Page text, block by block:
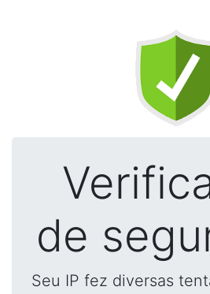
de
Seu IP fez diversas